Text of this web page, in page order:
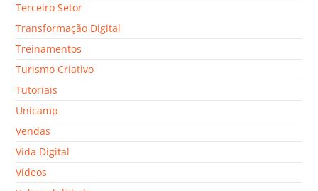
Terceiro Setor
Transformação Digital
Treinamentos
Turismo Criativo
Tutoriais
Unicamp
Vendas
Vida Digital
Vídeos